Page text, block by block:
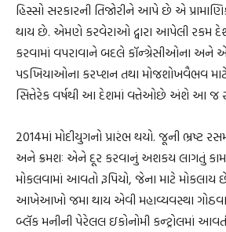
હિસ્સો સરકારની તિજોરીને આપે છે એ
થાય છે. એમણે કરવેરાઓ દ્વારા આપેલી રકમ
કરવામાં વપરાવાને બદલે કૉન્ગ્રેસીઓના અને
પડખિયાઓના કરપ્શન તથા મોજશોખવૈભવ
સિત્તેરેક વર્ષથી આ દેશમાં વત્તેઓછે અંશે આ જ
2014માં મોદીયુગનો પ્રારંભ થયો. જૂની ભ્રષ્ટ
અને ક્રમશઃ એને દૂર કરવાનું અશકય લાગતું કામ
મોકલવામાં આવતો રૂપિયો, જેના માટે
આખેઆખો જમા થાય એવી મહાવ્યવસ્થા
બ્લૅક મનીની પેરેલલ ઇકોનોમી કન્ટ્રોલમાં